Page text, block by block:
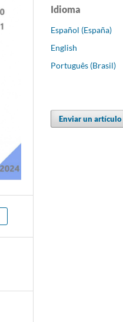
Idioma
Español (España)
English
Português (Brasil)
Enviar un artículo